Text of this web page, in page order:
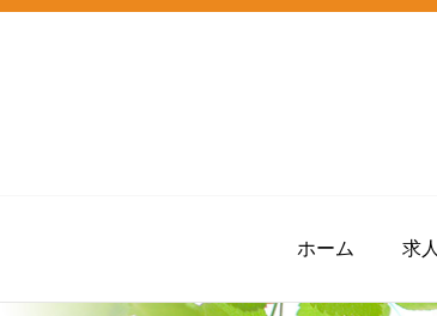
ホーム 求人